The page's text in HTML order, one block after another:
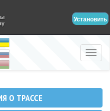
Установить
Toggle
О ТРАССЕ